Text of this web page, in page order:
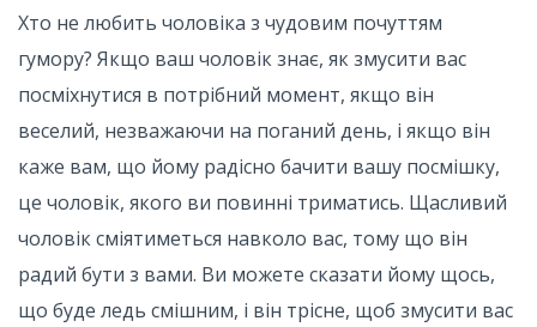
Хто не любить чоловіка з чудовим почуттям
гумору? Якщо ваш чоловік знає, як змусити вас
посміхнутися в потрібний момент, якщо він
веселий, незважаючи на поганий день, і якщо він
каже вам, що йому радісно бачити вашу посмішку,
це чоловік, якого ви повинні триматись. Щасливий
чоловік сміятиметься навколо вас, тому що він
радий бути з вами. Ви можете сказати йому щось,
що буде ледь смішним, і він трісне, щоб змусити вас